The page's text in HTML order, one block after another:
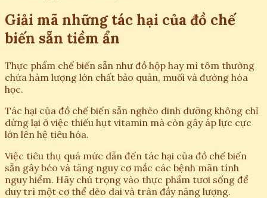
Giải mã những tác hại của đồ chế
biến sẵn tiềm ẩn
Thực phẩm chế biến sẵn như đồ hộp hay mì tôm thường
chứa hàm lượng lớn chất bảo quản, muối và đường hóa
học.
Tác hại của đồ chế biến sẵn nghèo dinh dưỡng không chỉ
dừng lại ở việc thiếu hụt vitamin mà còn gây áp lực cực
lớn lên hệ tiêu hóa.
Việc tiêu thụ quá mức dẫn đến tác hại của đồ chế biến
sẵn gây béo và tăng nguy cơ mắc các bệnh mãn tính
nguy hiểm. Hãy chú trọng vào thực phẩm tươi sống để
duy trì một cơ thể dẻo dai và tràn đầy năng lượng.